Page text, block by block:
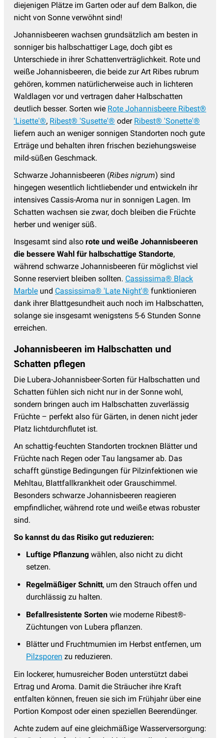
diejenigen Plätze im Garten oder auf dem Balkon, die
nicht von Sonne verwöhnt sind!
Johannisbeeren wachsen grundsätzlich am besten in
sonniger bis halbschattiger Lage, doch gibt es
Unterschiede in ihrer Schattenverträglichkeit. Rote und
weiße Johannisbeeren, die beide zur Art Ribes rubrum
gehören, kommen natürlicherweise auch in lichteren
Waldlagen vor und vertragen daher Halbschatten
deutlich besser. Sorten wie Rote Johannisbeere Ribest®
'Lisette'®, Ribest® 'Susette'® oder Ribest® 'Sonette'®
liefern auch an weniger sonnigen Standorten noch gute
Erträge und behalten ihren frischen beziehungsweise
mild-süßen Geschmack.
Schwarze Johannisbeeren (Ribes nigrum) sind
hingegen wesentlich lichtliebender und entwickeln ihr
intensives Cassis-Aroma nur in sonnigen Lagen. Im
Schatten wachsen sie zwar, doch bleiben die Früchte
herber und weniger süß.
Insgesamt sind also rote und weiße Johannisbeeren
die bessere Wahl für halbschattige Standorte,
während schwarze Johannisbeeren für möglichst viel
Sonne reserviert bleiben sollten. Cassissima® Black
Marble und Cassissima® 'Late Night'® funktionieren
dank ihrer Blattgesundheit auch noch im Halbschatten,
solange sie insgesamt wenigstens 5-6 Stunden Sonne
erreichen.
Johannisbeeren im Halbschatten und
Schatten pflegen
Die Lubera-Johannisbeer-Sorten für Halbschatten und
Schatten fühlen sich nicht nur in der Sonne wohl,
sondern bringen auch im Halbschatten zuverlässig
Früchte – perfekt also für Gärten, in denen nicht jeder
Platz lichtdurchflutet ist.
An schattig-feuchten Standorten trocknen Blätter und
Früchte nach Regen oder Tau langsamer ab. Das
schafft günstige Bedingungen für Pilzinfektionen wie
Mehltau, Blattfallkrankheit oder Grauschimmel.
Besonders schwarze Johannisbeeren reagieren
empfindlicher, während rote und weiße etwas robuster
sind.
So kannst du das Risiko gut reduzieren:
Luftige Pflanzung wählen, also nicht zu dicht
setzen.
Regelmäßiger Schnitt, um den Strauch offen und
durchlässig zu halten.
Befallresistente Sorten wie moderne Ribest®-
Züchtungen von Lubera pflanzen.
Blätter und Fruchtmumien im Herbst entfernen, um
Pilzsporen zu reduzieren.
Ein lockerer, humusreicher Boden unterstützt dabei
Ertrag und Aroma. Damit die Sträucher ihre Kraft
entfalten können, freuen sie sich im Frühjahr über eine
Portion Kompost oder einen speziellen Beerendünger.
Achte zudem auf eine gleichmäßige Wasserversorgung: